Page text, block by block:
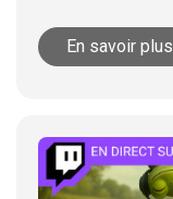
En savoir plus